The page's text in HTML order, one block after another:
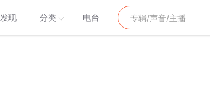
发现 分类 电台